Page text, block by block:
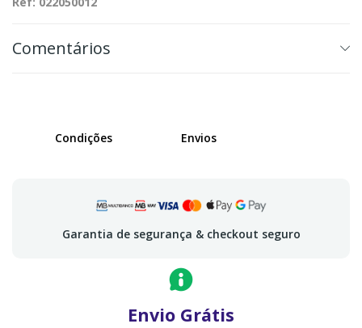
Comentários
Condições Envios
Garantia de segurança & checkout seguro
Envio Grátis